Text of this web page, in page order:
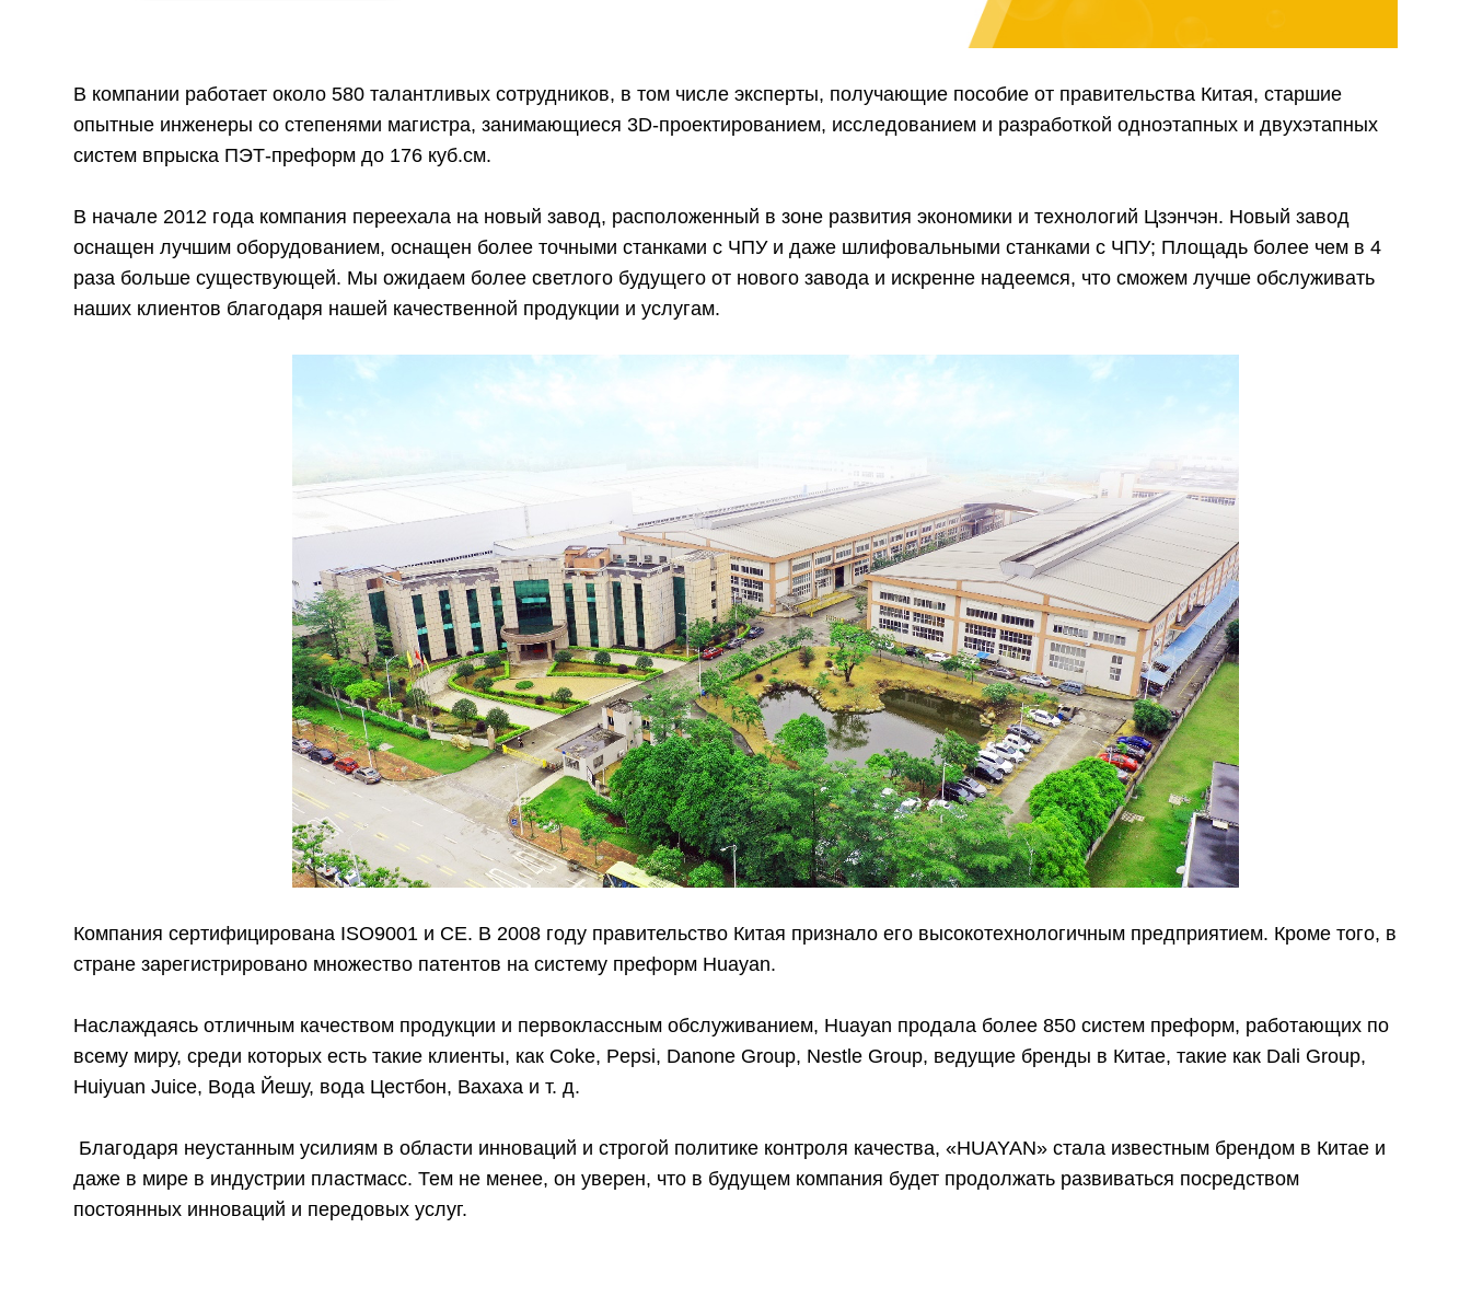
В компании работает около 580 талантливых сотрудников, в том числе эксперты, получающие пособие от правительства Китая, старшие
опытные инженеры со степенями магистра, занимающиеся 3D-проектированием, исследованием и разработкой одноэтапных и двухэтапных
систем впрыска ПЭТ-преформ до 176 куб.см.
В начале 2012 года компания переехала на новый завод, расположенный в зоне развития экономики и технологий Цзэнчэн. Новый завод
оснащен лучшим оборудованием, оснащен более точными станками с ЧПУ и даже шлифовальными станками с ЧПУ; Площадь более чем в 4
раза больше существующей. Мы ожидаем более светлого будущего от нового завода и искренне надеемся, что сможем лучше обслуживать
наших клиентов благодаря нашей качественной продукции и услугам.
Компания сертифицирована ISO9001 и CE. В 2008 году правительство Китая признало его высокотехнологичным предприятием. Кроме того, в
стране зарегистрировано множество патентов на систему преформ Huayan.
Наслаждаясь отличным качеством продукции и первоклассным обслуживанием, Huayan продала более 850 систем преформ, работающих по
всему миру, среди которых есть такие клиенты, как Coke, Pepsi, Danone Group, Nestle Group, ведущие бренды в Китае, такие как Dali Group,
Huiyuan Juice, Вода Йешу, вода Цестбон, Вахаха и т. д.
Благодаря неустанным усилиям в области инноваций и строгой политике контроля качества, «HUAYAN» стала известным брендом в Китае и
даже в мире в индустрии пластмасс. Тем не менее, он уверен, что в будущем компания будет продолжать развиваться посредством
постоянных инноваций и передовых услуг.